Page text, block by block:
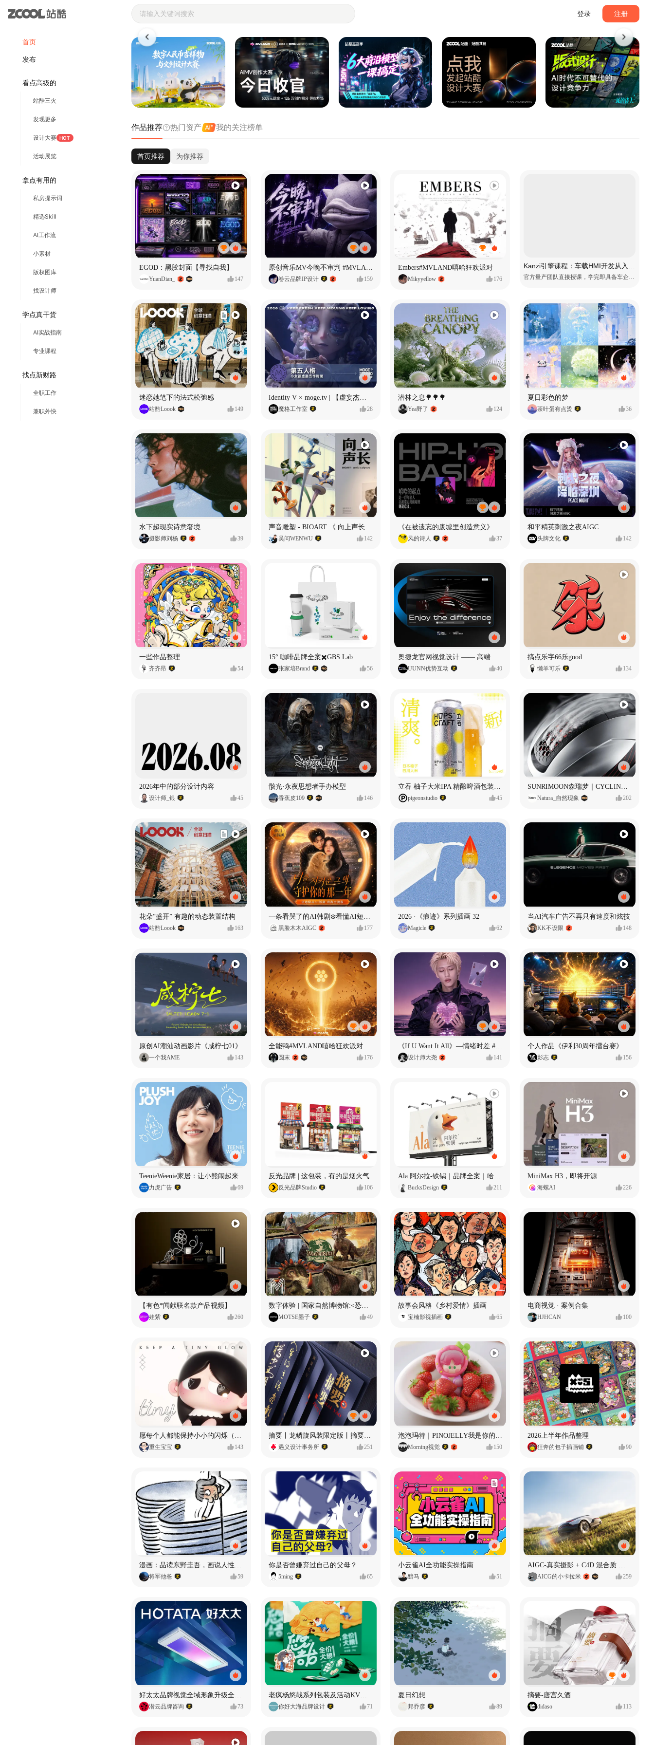
首页
发布
看点高级的
站酷三火
发现更多
设计大赛 HOT
活动展览
拿点有用的
私房提示词
精选Skill
AI工作流
小素材
版权图库
找设计师
学点真干货
AI实战指南
专业课程
找点新财路
全职工作
兼职外快
登录 注册
站酷ZCOOL - 设计师们都在站酷
作品推荐 热门资产 我的关注榜单
首页推荐 为你推荐
EGOD：黑胶封面【寻找自我】
YuanDian_ 147
原创音乐MV今晚不审判 #MVLAND嘻哈狂欢派对
卷云品牌IP设计 159
Embers#MVLAND嘻哈狂欢派对
Mikyyellow 176 官方量产团队直接授课，学完即具备车企项目上岗能力
迷恋她笔下的法式松弛感
站酷Loook 149 魔格工作室 28
潜林之息🌳🌳🌳
Yea野了 124
夏日彩色的梦
茶叶蛋有点烫 36
水下超现实诗意奢境
摄影师刘杨 39
声音雕塑 - BIOART 《 向上声长 》
吴问WENWU 142
《在被遗忘的废墟里创造意义》#MVLAND嘻哈狂欢派对
风的诗人 37
和平精英刺激之夜AIGC
头牌文化 142
一些作品整理
齐齐昂 54
15° 咖啡品牌全案✖️GBS.Lab
张家培Brand 56 UUNN优势互动 40
搞点乐字66乐good
懒羊可乐 134
2026年中的部分设计内容
设计师_银 45
骸光·永夜思想者手办模型
香蕉皮109 146
立吞 柚子大米IPA 精酿啤酒包装设计
pigeonstudio 45
SUNRIMOON森瑞梦｜CYCLING HELMET CG｜气动骑行头盔
Natura_自然现象 202
花朵“盛开” 有趣的动态装置结构
站酷Loook 163 黑脸木木AIGC 177
2026 ·《痕迹》系列插画 32
Magicle 62
当AI汽车广告不再只有速度和炫技
KK不设限 148
原创AI潮汕动画影片《咸柠七01》
一个我AME 143
全能鸭#MVLAND嘻哈狂欢派对
圆末 176
《If U Want It All》—情绪时差 #MVLAND嘻哈狂欢派对
设计师大尧 141
个人作品《伊利30周年擂台赛》
影志 156
TeenieWeenie家居：让小熊闹起来
力虎广告 69
反光品牌 | 这包装，有的是烟火气
反光品牌Studio 106 BucksDesign 211
MiniMax H3，即将开源
海螺AI 226
【有色*闻献联名款产品视频】
娃紫 260
数字体验 | 国家自然博物馆:<恐龙公园>沉浸特展
MOTSE墨子 49
故事会风格《乡村爱情》插画
宝楠影视插画 65
电商视觉 · 案例合集
HJHCAN 100
重生宝宝 143 遇义设计事务所 251 Morning视觉 150
2026上半年作品整理
狂奔的包子插画铺 90
漫画：品读东野圭吾，画说人性百态
将军他爸 59
你是否曾嫌弃过自己的父母？
5ming 65
小云雀AI全功能实操指南
黯马 51
AIGC-真实摄影 + C4D 混合质 能让 AI 产品图更好吗?
AICG的小卡拉米 259
潜云品牌咨询 73 你好大海品牌设计 71
夏日幻想
邦乔彦 89
摘要-唐宫久酒
didaso 113